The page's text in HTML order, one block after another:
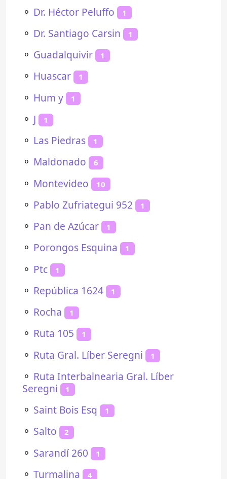
⚬ Dr. Héctor Peluffo 1
⚬ Dr. Santiago Carsin 1
⚬ Guadalquivir 1
⚬ Huascar 1
⚬ Hum y 1
⚬ J 1
⚬ Las Piedras 1
⚬ Maldonado 6
⚬ Montevideo 10
⚬ Pablo Zufriategui 952 1
⚬ Pan de Azúcar 1
⚬ Porongos Esquina 1
⚬ Ptc 1
⚬ República 1624 1
⚬ Rocha 1
⚬ Ruta 105 1
⚬ Ruta Gral. Líber Seregni 1
⚬ Ruta Interbalnearia Gral. Líber
Seregni
1
⚬ Saint Bois Esq 1
⚬ Salto 2
⚬ Sarandí 260 1
⚬ Turmalina 4